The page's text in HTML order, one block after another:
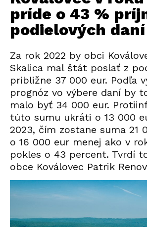
príde o 43 %
podielových daní
Za rok 2022 by obci
Skalica mal štát poslať z
približne 37 000 eur. Podľa
prognóz vo výbere daní by
malo byť 34 000 eur.
túto sumu ukráti o 13 000
2023, čím zostane suma 21
o 16 000 eur menej ako v
pokles o 43 percent. Tvrdí
obce Koválovec Patrik